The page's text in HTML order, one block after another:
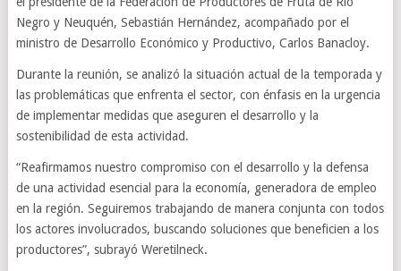
Negro y Neuquén, Sebastián Hernández, acompañado por el
ministro de Desarrollo Económico y Productivo, Carlos Banacloy.
Durante la reunión, se analizó la situación actual de la temporada y
las problemáticas que enfrenta el sector, con énfasis en la urgencia
de implementar medidas que aseguren el desarrollo y la
sostenibilidad de esta actividad.
“Reafirmamos nuestro compromiso con el desarrollo y la defensa
de una actividad esencial para la economía, generadora de empleo
en la región. Seguiremos trabajando de manera conjunta con todos
los actores involucrados, buscando soluciones que beneficien a los
productores”, subrayó Weretilneck.